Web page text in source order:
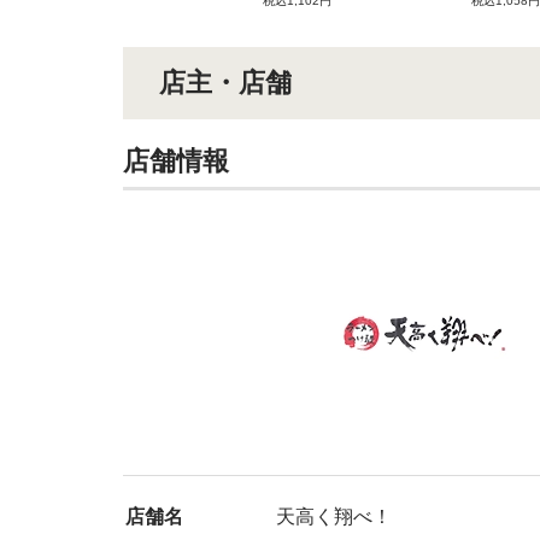
店主・店舗
店舗情報
店舗名 天高く翔べ！